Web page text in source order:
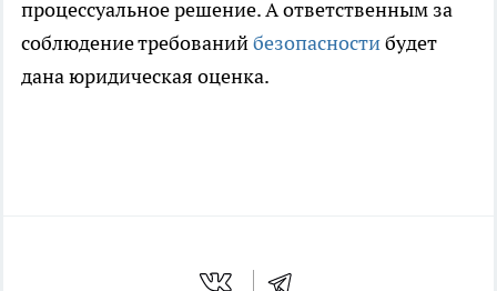
процессуальное решение. А ответственным за
соблюдение требованийбезопасностибудет
дана юридическая оценка.